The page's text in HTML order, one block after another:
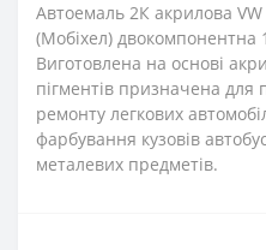
Автоемаль 2К акрилова
(Мобіхел) двокомпонентна
Виготовлена на основі
пігментів призначена для
ремонту легкових
фарбування кузовів
металевих предметів.